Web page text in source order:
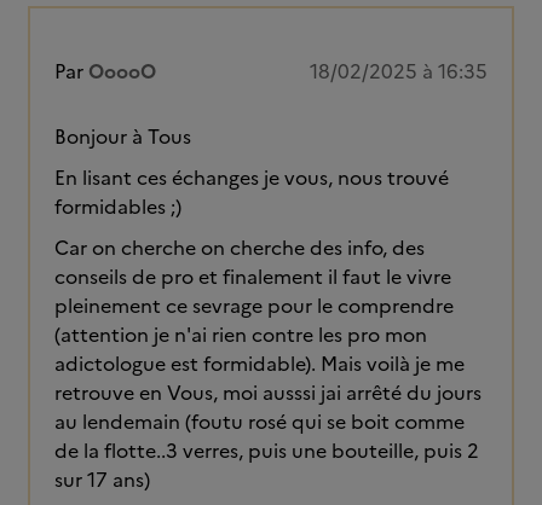
Par OoooO 18/02/2025 à 16:35
Bonjour à Tous
En lisant ces échanges je vous, nous trouvé
formidables ;)
Car on cherche on cherche des info, des
conseils de pro et finalement il faut le vivre
pleinement ce sevrage pour le comprendre
(attention je n'ai rien contre les pro mon
adictologue est formidable). Mais voilà je me
retrouve en Vous, moi ausssi jai arrêté du jours
au lendemain (foutu rosé qui se boit comme
de la flotte..3 verres, puis une bouteille, puis 2
sur 17 ans)